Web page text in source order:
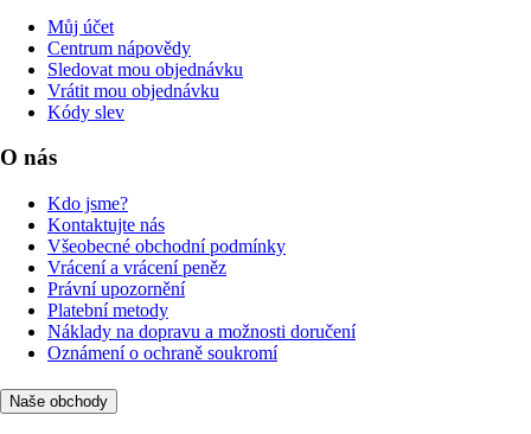
Můj účet
Centrum nápovědy
Sledovat mou objednávku
Vrátit mou objednávku
Kódy slev
O nás
Kdo jsme?
Kontaktujte nás
Všeobecné obchodní podmínky
Vrácení a vrácení peněz
Právní upozornění
Platební metody
Náklady na dopravu a možnosti doručení
Oznámení o ochraně soukromí
Naše obchody